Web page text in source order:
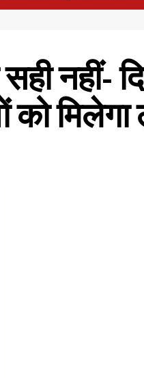
नहीं-
को मिलेगा